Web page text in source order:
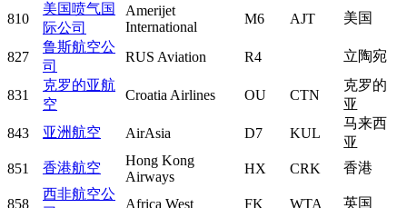
810
美国喷气国
际公司
Amerijet
International
M6 AJT 美国
827
鲁斯航空公
司
RUS Aviation R4 立陶宛
831
克罗的亚航
空
Croatia Airlines OU CTN
克罗的
亚
843
亚洲航空 AirAsia D7 KUL
马来西
亚
851
香港航空
Hong Kong
Airways
HX CRK 香港
858
西非航空公
Africa West FK WTA 英国